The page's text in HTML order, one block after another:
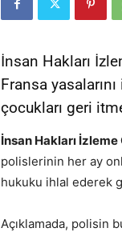
İnsan Hakları
Fransa
çocukları geri
İnsan Hakları
polislerinin her ay
hukuku ihlal ederek
Açıklamada, polisin